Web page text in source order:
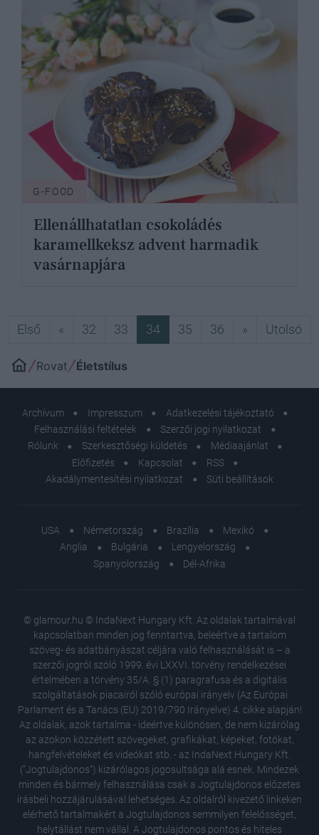
G-FOOD
Ellenállhatatlan csokoládés
karamellkeksz advent harmadik
vasárnapjára
Első Első
« Előző
32 33 34 35 36 » Következő
Utolsó
Rovat Életstílus
Archívum Impresszum
Adatkezelési tájékoztató
Felhasználási feltételek
Szerzői jogi nyilatkozat
Rólunk
Szerkesztőségi küldetés
Médiaajánlat
Előfizetés
Kapcsolat
RSS
Akadálymentesítési nyilatkozat
Süti beállítások
USA Németország Brazília
Mexikó
Anglia
Bulgária
Lengyelország
Spanyolország
Dél-Afrika
© glamour.hu © IndaNext Hungary Kft. Az oldalak tartalmával
kapcsolatban minden jog fenntartva, beleértve a tartalom
szöveg- és adatbányászat céljára való felhasználását is – a
szerzői jogról szóló 1999. évi LXXVI. törvény rendelkezései
értelmében a törvény 35/A. § (1) paragrafusa és a digitális
szolgáltatások piacairól szóló európai irányelv (Az Európai
Parlament és a Tanács (EU) 2019/790 Irányelve) 4. cikke alapján!
Az oldalak, azok tartalma - ideértve különösen, de nem kizárólag
az azokon közzétett szövegeket, grafikákat, képeket, fotókat,
hangfelvételeket és videókat stb. - az IndaNext Hungary Kft.
("Jogtulajdonos") kizárólagos jogosultsága alá esnek. Mindezek
minden és bármely felhasználása csak a Jogtulajdonos előzetes
írásbeli hozzájárulásával lehetséges. Az oldalról kivezető linkeken
elérhető tartalmakért a Jogtulajdonos semmilyen felelősséget,
helytállást nem vállal. A Jogtulajdonos pontos és hiteles